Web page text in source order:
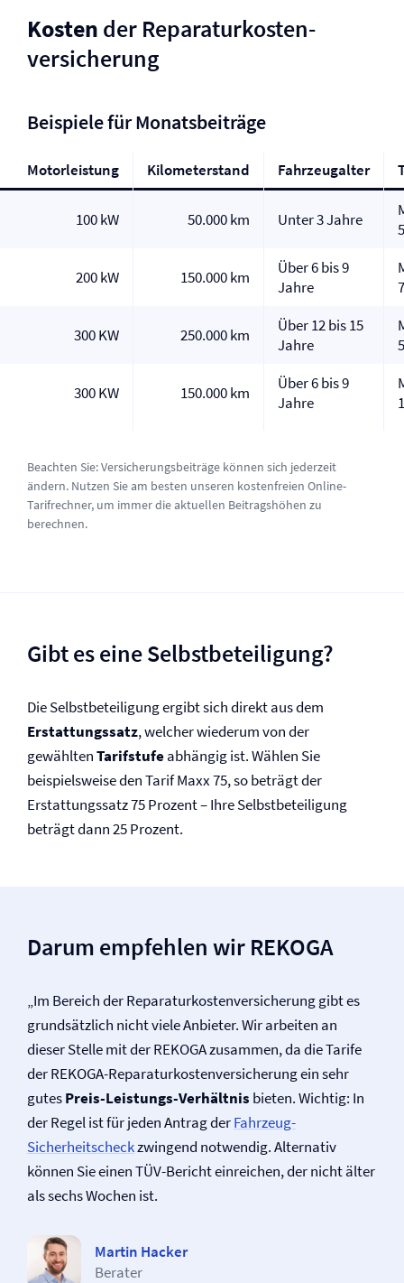
Kosten der Reparaturkosten­
versicherung
Beispiele für Monatsbeiträge
Motorleistung Kilometerstand Fahrzeugalter
100 kW 50.000 km Unter 3 Jahre
200 kW 150.000 km
Über 6 bis 9
Jahre
300 KW 250.000 km
Über 12 bis 15
Jahre
300 KW 150.000 km
Über 6 bis 9
Jahre
Beachten Sie: Versicherungsbeiträge können sich jederzeit
ändern. Nutzen Sie am besten unseren kostenfreien Online-
Tarifrechner, um immer die aktuellen Beitragshöhen zu
berechnen.
Gibt es eine Selbst­beteiligung?
Die Selbst­beteiligung ergibt sich direkt aus dem
Erstattungssatz, welcher wiederum von der
gewähltenTarifstufeabhängig ist. Wählen Sie
beispielsweise den Tarif Maxx 75, so beträgt der
Erstattungssatz 75 Prozent – Ihre Selbst­beteiligung
beträgt dann 25 Prozent.
Darum empfehlen wir REKOGA
„Im Bereich der Reparaturkosten­­versicherung gibt es
grundsätzlich nicht viele Anbieter. Wir arbeiten an
dieser Stelle mit der REKOGA zusammen, da die Tarife
der REKOGA-Reparaturkosten­­versicherung ein sehr
gutesPreis-Leistungs-Verhältnis bieten. Wichtig: In
der Regel ist für jeden Antrag derFahrzeug-
Sicherheitscheckzwingend notwendig. Alternativ
können Sie einen TÜV-Bericht einreichen, der nicht älter
als sechs Wochen ist.
Martin Hacker
Berater